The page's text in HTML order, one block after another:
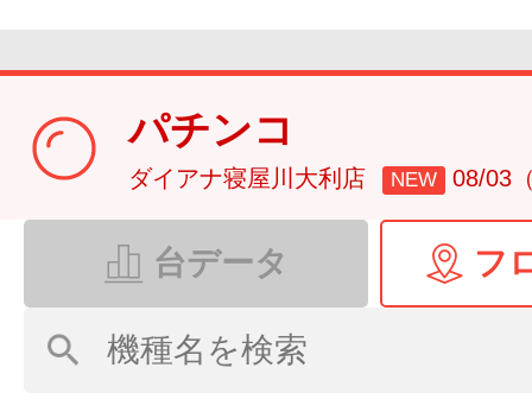
パチンコ
ダイアナ寝屋川大利店 NEW 08/03
台データ フ